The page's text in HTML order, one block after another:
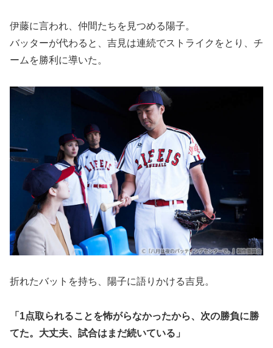
伊藤に言われ、仲間たちを見つめる陽子。
バッターが代わると、吉見は連続でストライクをとり、チ
ームを勝利に導いた。
折れたバットを持ち、陽子に語りかける吉見。
「1点取られることを怖がらなかったから、次の勝負に勝
てた。大丈夫、試合はまだ続いている」